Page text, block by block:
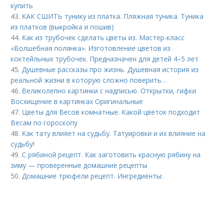
купить
43. КАК СШИТЬ тунику из платка. Пляжная туника. Туника
из платков (выкройка и пошив)
44. Как из трубочек сделать цветы из. Мастер-класс
«Волшебная полянка». Изготовление цветов из
коктейльных трубочек. Предназначен для детей 4–5 лет
45.Душевные рассказы про жизнь. Душевная история из
реальной жизни в которую сложно поверить…
46. Великолепно картинки с надписью. Открытки, гифки
Восхищение в картинках Оригинальные
47. Цветы для Весов комнатные. Какой цветок подходит
Весам по гороскопу
48. Как тату влияет на судьбу. Татуировки и их влияние на
судьбу!
49.С рябиной рецепт. Как заготовить красную рябину на
зиму — проверенные домашние рецепты
50.Домашние трюфели рецепт. Ингредиенты: